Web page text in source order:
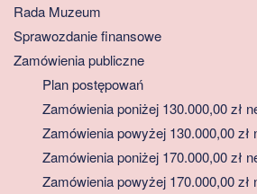
Rada Muzeum
Sprawozdanie finansowe
Zamówienia publiczne
Plan postępowań
Zamówienia poniżej 130.000,00 zł
Zamówienia powyżej 130.000,00 zł
Zamówienia poniżej 170.000,00 zł
Zamówienia powyżej 170.000,00 zł